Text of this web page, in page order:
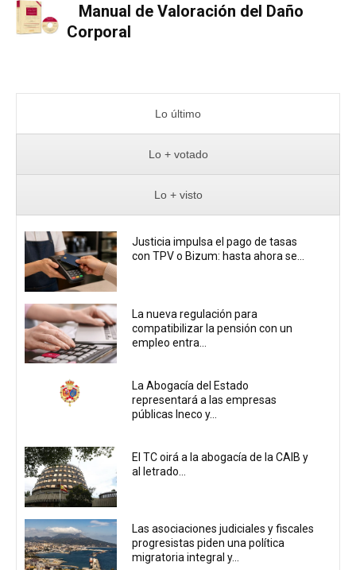
Manual de Valoración del Daño
Corporal
Lo último
Lo + votado
Lo + visto
Justicia impulsa el pago de tasas
con TPV o Bizum: hasta ahora se...
La nueva regulación para
compatibilizar la pensión con un
empleo entra...
La Abogacía del Estado
representará a las empresas
públicas Ineco y...
El TC oirá a la abogacía de la CAIB y
al letrado...
Las asociaciones judiciales y fiscales
progresistas piden una política
migratoria integral y...